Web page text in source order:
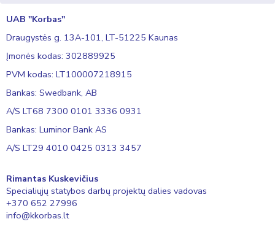
UAB "Korbas"
Draugystės g. 13A-101, LT-51225 Kaunas
Įmonės kodas: 302889925
PVM kodas: LT100007218915
Bankas: Swedbank, AB
A/S LT68 7300 0101 3336 0931
Bankas: Luminor Bank AS
A/S LT29 4010 0425 0313 3457
Rimantas Kuskevičius
Specialiųjų statybos darbų projektų dalies vadovas
+370 652 27996
info@kkorbas.lt